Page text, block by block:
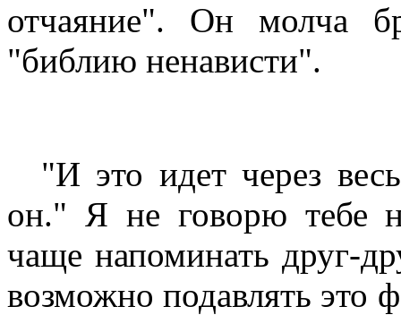
отчаяние". Он молча
"библию ненависти".
"И это идет через
он." Я не говорю тебе
чаще напоминать друг-
возможно подавлять это